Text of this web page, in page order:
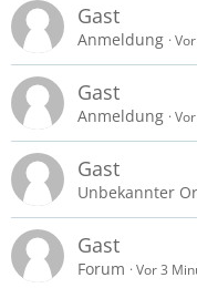
Gast
Anmeldung
Gast
Anmeldung
Gast
Unbekannter
Gast
Forum Vor 3